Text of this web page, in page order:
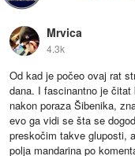
Mrvica
4.3k
Od kad je počeo ovaj rat
dana. I fascinantno je
nakon poraza Šibenika,
evo ga vidi se šta se
preskočim takve gluposti,
polja mandarina po